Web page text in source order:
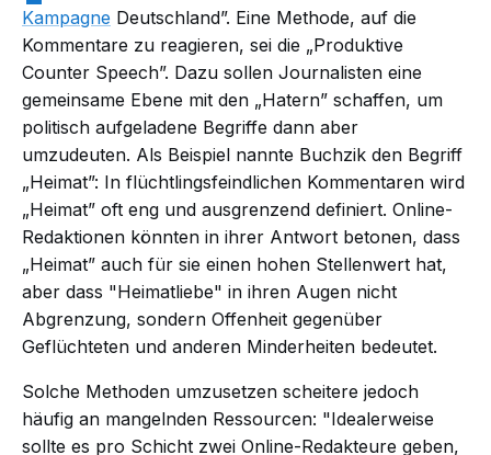
Kampagne Deutschland”. Eine Methode, auf die
Kommentare zu reagieren, sei die „Produktive
Counter Speech”. Dazu sollen Journalisten eine
gemeinsame Ebene mit den „Hatern” schaffen, um
politisch aufgeladene Begriffe dann aber
umzudeuten. Als Beispiel nannte Buchzik den Begriff
„Heimat”: In flüchtlingsfeindlichen Kommentaren wird
„Heimat” oft eng und ausgrenzend definiert. Online-
Redaktionen könnten in ihrer Antwort betonen, dass
„Heimat” auch für sie einen hohen Stellenwert hat,
aber dass "Heimatliebe" in ihren Augen nicht
Abgrenzung, sondern Offenheit gegenüber
Geflüchteten und anderen Minderheiten bedeutet.
Solche Methoden umzusetzen scheitere jedoch
häufig an mangelnden Ressourcen: "Idealerweise
sollte es pro Schicht zwei Online-Redakteure geben,